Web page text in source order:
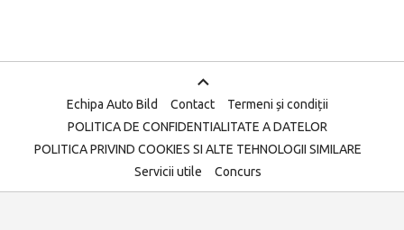
Echipa Auto Bild Contact
Termeni și condiții
POLITICA DE CONFIDENTIALITATE A DATELOR
POLITICA PRIVIND COOKIES SI ALTE TEHNOLOGII SIMILARE
Servicii utile
Concurs